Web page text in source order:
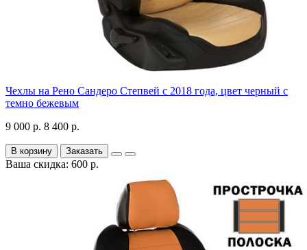
Чехлы на Рено Сандеро Степвей с 2018 года, цвет черный с
темно бежевым
9 000 р. 8 400 р.
В корзину Заказать
Ваша скидка: 600 р.